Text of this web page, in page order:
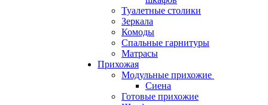
Туалетные столики
Зеркала
Комоды
Спальные гарнитуры
Матрасы
Прихожая
Модульные прихожие
Сиена
Готовые прихожие